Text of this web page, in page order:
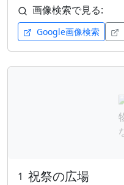
画像検索で見る:
Google画像検索
1 祝祭の広場